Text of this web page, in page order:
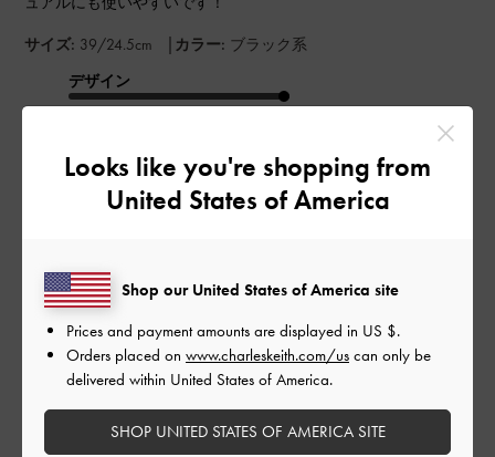
サイズ: 39/24.5cm | カラー: ブラック系
デザイン
品質
もっと見る
このレビューは役に立ちましたか？
Looks like you're shopping from
United States of America
Shop our United States of America site
Prices and payment amounts are displayed in US $.
Orders placed on www.charleskeith.com/us can only be
delivered within United States of America.
SHOP UNITED STATES OF AMERICA SITE